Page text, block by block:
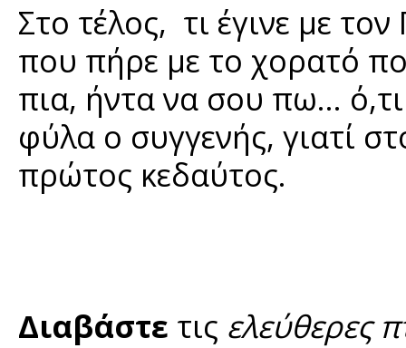
Στο τέλος, τι έγινε με
που πήρε με το χορατό
πια, ήντα να σου πω...
φύλα ο συγγενής, γιατί
πρώτος κεδαύτος.
Διαβάστε τις ελεύθερες